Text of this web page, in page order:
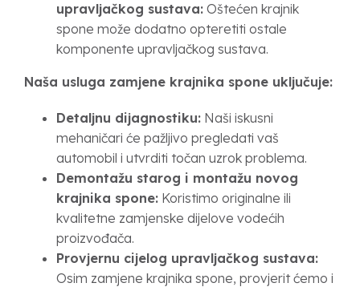
upravljačkog sustava: Oštećen krajnik
spone može dodatno opteretiti ostale
komponente upravljačkog sustava.
Naša usluga zamjene krajnika spone uključuje:
Detaljnu dijagnostiku: Naši iskusni
mehaničari će pažljivo pregledati vaš
automobil i utvrditi točan uzrok problema.
Demontažu starog i montažu novog
krajnika spone: Koristimo originalne ili
kvalitetne zamjenske dijelove vodećih
proizvođača.
Provjernu cijelog upravljačkog sustava:
Osim zamjene krajnika spone, provjerit ćemo i